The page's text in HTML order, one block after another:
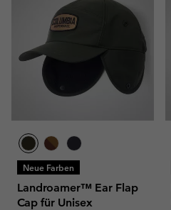
Neue Farben
Landroamer™ Ear Flap
Cap für Unisex